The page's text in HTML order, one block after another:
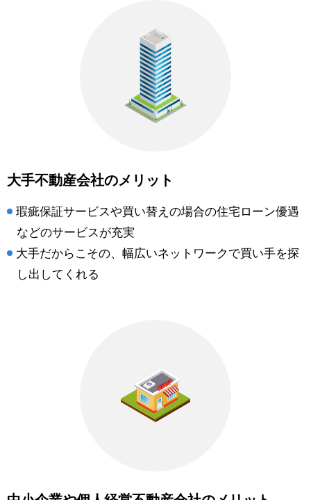
大手不動産会社のメリット
瑕疵保証サービスや買い替えの場合の住宅ローン優遇
などのサービスが充実
大手だからこその、幅広いネットワークで買い手を探
し出してくれる